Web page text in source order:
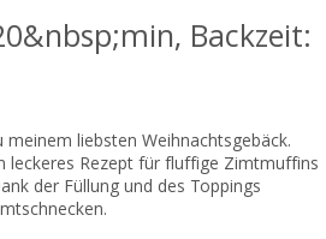
Backzeit:
liebsten Weihnachtsgebäck.
leckeres Rezept für fluffige Zimtmuffins
der Füllung und des Toppings